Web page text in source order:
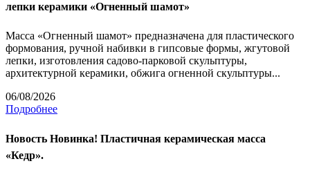
лепки керамики «Огненный шамот»
Масса «Огненный шамот» предназначена для пластического
формования, ручной набивки в гипсовые формы, жгутовой
лепки, изготовления садово-парковой скульптуры,
архитектурной керамики, обжига огненной скульптуры...
06/08/2026
Подробнее
Новость Новинка! Пластичная керамическая масса
«Кедр».